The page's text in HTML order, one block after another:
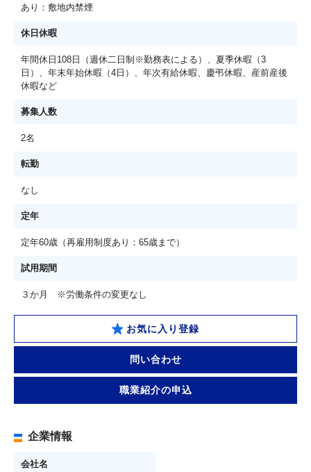
あり：敷地内禁煙
休日休暇
年間休日108日（週休二日制※勤務表による）、夏季休暇（3
日）、年末年始休暇（4日）、年次有給休暇、慶弔休暇、産前産後
休暇など
募集人数
2名
転勤
なし
定年
定年60歳（再雇用制度あり：65歳まで）
試用期間
３か月 ※労働条件の変更なし
お気に入り登録
問い合わせ
職業紹介の申込
企業情報
会社名